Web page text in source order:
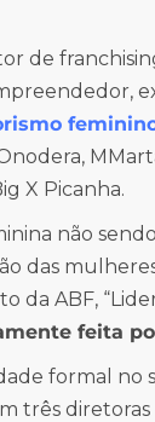
de
X Picanha.
não
das
da ABF,
feita
formal no
três